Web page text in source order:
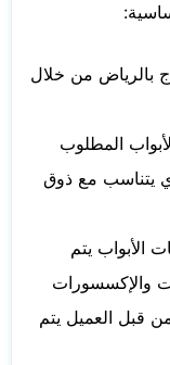
بالرياض من خلال
المطلوب
يتناسب مع ذوق
الأبواب يتم
والإكسسورات
قبل العميل يتم